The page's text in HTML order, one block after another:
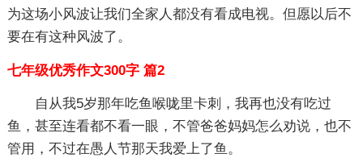
为这场小风波让我们全家人都没有看成电视。但愿以后不
要在有这种风波了。
七年级优秀作文300字 篇2
自从我5岁那年吃鱼喉咙里卡刺，我再也没有吃过
鱼，甚至连看都不看一眼，不管爸爸妈妈怎么劝说，也不
管用，不过在愚人节那天我爱上了鱼。